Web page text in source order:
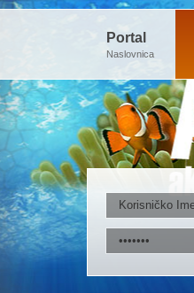
Portal
Naslovnica